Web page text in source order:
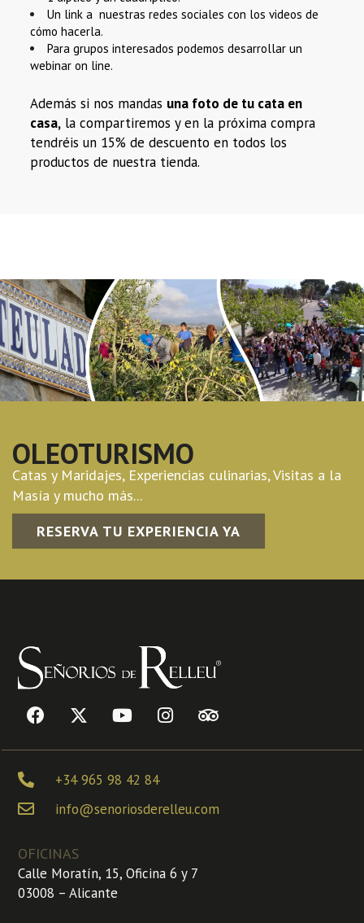
Un link a nuestras redes sociales con los videos de
cómo hacerla.
Para grupos interesados podemos desarrollar un
webinar on line.
Además si nos mandas una foto de tu cata en
casa, la compartiremos y en la próxima compra
tendréis un 15% de descuento en todos los
productos de nuestra tienda.
OLEOTURISMO
Catas y Maridajes, Experiencias culinarias, Visitas a la
Masía y mucho más...
RESERVA TU EXPERIENCIA YA
+34 965 98 42 84
info@senoriosderelleu.com
OFICINAS
Calle Moratín, 15, Oficina 6 y 7
03008 – Alicante